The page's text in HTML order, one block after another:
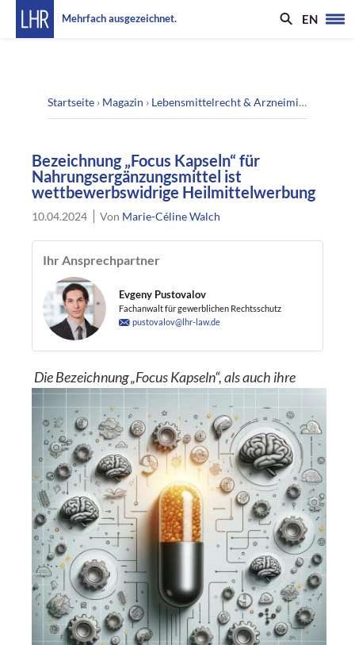
Mehrfach ausgezeichnet. EN
Startseite › Magazin › Lebensmittelrecht & Arzneimittelrecht
Bezeichnung „Focus Kapseln“ für
Nahrungsergänzungsmittel ist
wettbewerbswidrige Heilmittelwerbung
10.04.2024 Von Marie-Céline Walch
Ihr Ansprechpartner
Evgeny Pustovalov
Fachanwalt für gewerblichen Rechtsschutz
pustovalov@lhr-law.de
Die Bezeichnung „Focus Kapseln“, als auch ihre